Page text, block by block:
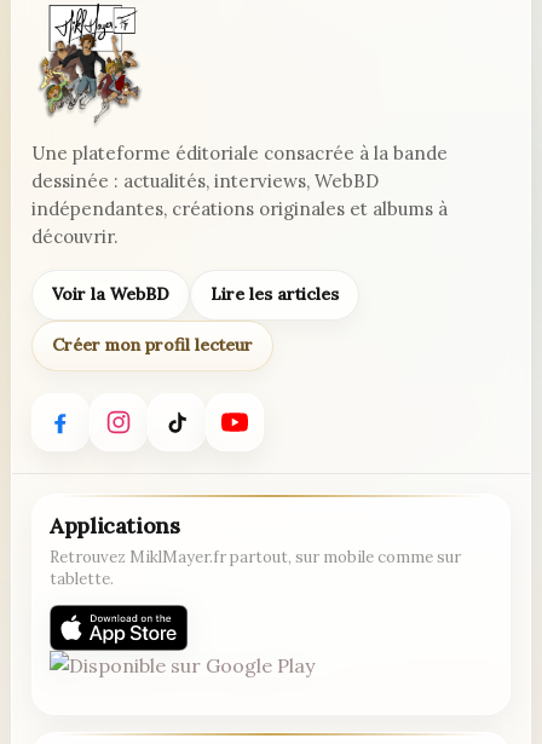
Une plateforme éditoriale consacrée à la bande
dessinée : actualités, interviews, WebBD
indépendantes, créations originales et albums à
découvrir.
Voir la WebBD Lire les articles
Créer mon profil lecteur
Applications
Retrouvez MiklMayer.fr partout, sur mobile comme sur
tablette.